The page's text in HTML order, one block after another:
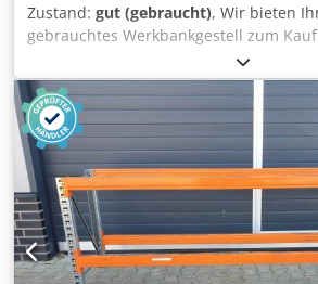
Zustand: gut (gebraucht), Wir bieten
gebrauchtes Werkbankgestell zum
Breite: ca. 1.600 mm Höhe: ca. 900 mm
Technische Daten zum
Schäfer Typ: PR 350/600 Im
02x Werkbankständer, gebraucht
verzinkt Ständerhöhe: 900 mm
Inkl. Quer- u. Diagonalstreben,
sind vormontiert ( geschraubtes
Werkbanktraversen, gebraucht
Kastenprofil: 110/140 x 50 mm
lichte Weite: 1.400 mm 04x